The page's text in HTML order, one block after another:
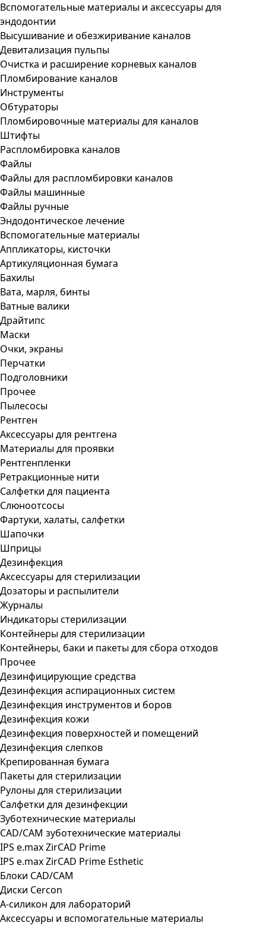
Вспомогательные материалы и аксессуары для
эндодонтии
Высушивание и обезжиривание каналов
Девитализация пульпы
Очистка и расширение корневых каналов
Пломбирование каналов
Инструменты
Обтураторы
Пломбировочные материалы для каналов
Штифты
Распломбировка каналов
Файлы
Файлы для распломбировки каналов
Файлы машинные
Файлы ручные
Эндодонтическое лечение
Вспомогательные материалы
Аппликаторы, кисточки
Артикуляционная бумага
Бахилы
Вата, марля, бинты
Ватные валики
Драйтипс
Маски
Очки, экраны
Перчатки
Подголовники
Прочее
Пылесосы
Рентген
Аксессуары для рентгена
Материалы для проявки
Рентгенпленки
Ретракционные нити
Салфетки для пациента
Слюноотсосы
Фартуки, халаты, салфетки
Шапочки
Шприцы
Дезинфекция
Аксессуары для стерилизации
Дозаторы и распылители
Журналы
Индикаторы стерилизации
Контейнеры для стерилизации
Контейнеры, баки и пакеты для сбора отходов
Прочее
Дезинфицирующие средства
Дезинфекция аспирационных систем
Дезинфекция инструментов и боров
Дезинфекция кожи
Дезинфекция поверхностей и помещений
Дезинфекция слепков
Крепированная бумага
Пакеты для стерилизации
Рулоны для стерилизации
Салфетки для дезинфекции
Зуботехнические материалы
CAD/CAM зуботехнические материалы
IPS e.max ZirCAD Prime
IPS e.max ZirCAD Prime Esthetic
Блоки CAD/CAM
Диски Cercon
А-силикон для лабораторий
Аксессуары и вспомогательные материалы